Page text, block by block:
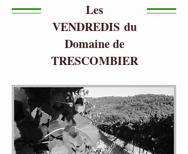
Les
VENDREDIS du
Domaine de
TRESCOMBIER